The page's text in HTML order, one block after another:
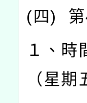
( 四) 第
１、時
（星期